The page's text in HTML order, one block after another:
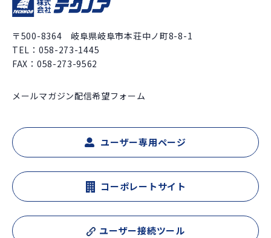
〒500-8364 岐阜県岐阜市本荘中ノ町8-8-1
TEL： 058-273-1445
FAX：058-273-9562
メールマガジン配信希望フォーム
ユーザー専用ページ
コーポレートサイト
ユーザー接続ツール